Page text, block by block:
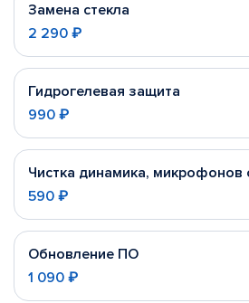
Замена стекла
2 290 ₽
Гидрогелевая защита
990 ₽
Чистка динамика, микрофонов
590 ₽
Обновление ПО
1 090 ₽